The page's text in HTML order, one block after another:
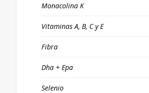
Monacolina K
Vitaminas A, B, C y E
Fibra
Dha + Epa
Selenio